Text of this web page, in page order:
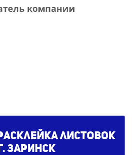
компании
листовок
Заринск